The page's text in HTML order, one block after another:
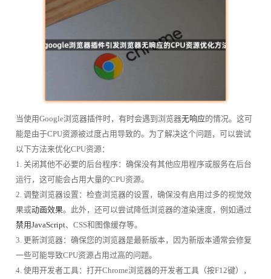
当使用Google浏览器插件时，有时会遇到浏览器无响应的情况。这可
能是由于CPU资源被过度占用导致的。为了解决这个问题，可以尝试
以下方法来优化CPU资源：
1. 关闭其他不必要的后台程序：确保没有其他应用程序或服务在后台
运行，这可能会占用大量的CPU资源。
2. 调整浏览器设置：检查浏览器的设置，确保没有启用过多的视觉效
果或动画效果。此外，还可以尝试降低浏览器的渲染速度，例如通过
禁用JavaScript、CSS和图像缓存等。
3. 更新浏览器：确保您的浏览器是最新版本，因为新版本通常会修复
一些可能导致CPU资源占用过高的问题。
4. 使用开发者工具：打开Chrome浏览器的开发者工具（按F12键），